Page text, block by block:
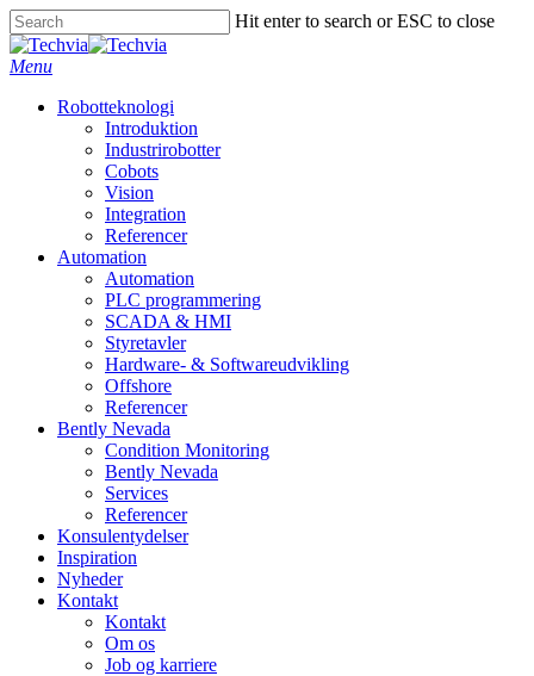
Skip
to
main
Hit enter to search or ESC to close
Close
Search
Menu
Robotteknologi
Introduktion
Industrirobotter
Cobots
Vision
Integration
Referencer
Automation
Automation
PLC programmering
SCADA & HMI
Styretavler
Hardware- & Softwareudvikling
Offshore
Referencer
Bently Nevada
Condition Monitoring
Bently Nevada
Services
Referencer
Konsulentydelser
Inspiration
Nyheder
Kontakt
Kontakt
Om os
Job og karriere